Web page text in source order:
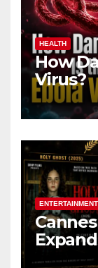
HEALTH
How
Virus?
ENTERTAINMENT
Reach